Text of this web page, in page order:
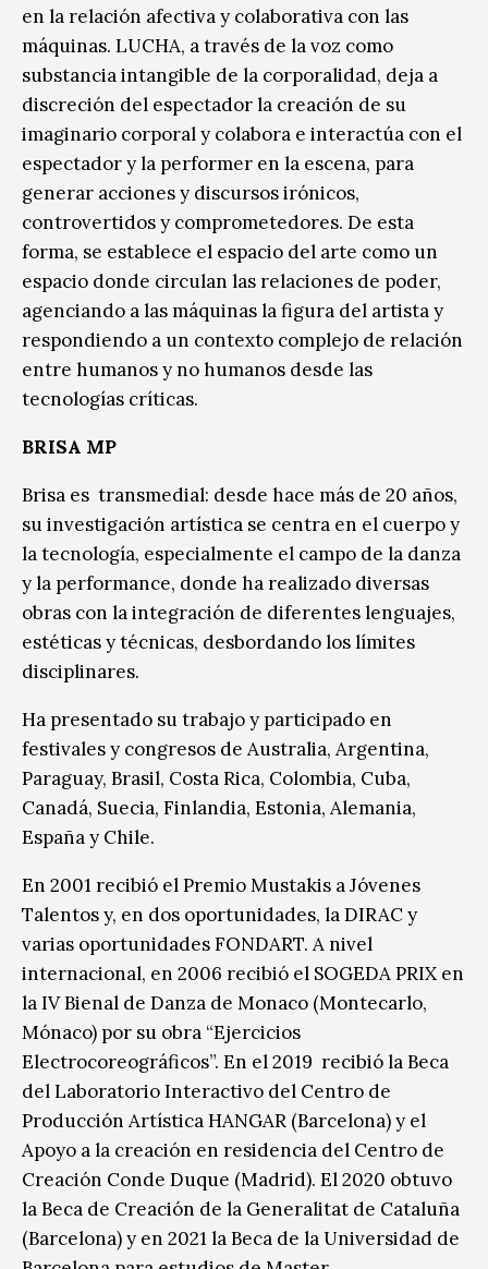
en la relación afectiva y colaborativa con las
máquinas. LUCHA, a través de la voz como
substancia intangible de la corporalidad, deja a
discreción del espectador la creación de su
imaginario corporal y colabora e interactúa con el
espectador y la performer en la escena, para
generar acciones y discursos irónicos,
controvertidos y comprometedores. De esta
forma, se establece el espacio del arte como un
espacio donde circulan las relaciones de poder,
agenciando a las máquinas la figura del artista y
respondiendo a un contexto complejo de relación
entre humanos y no humanos desde las
tecnologías críticas.
BRISA MP
Brisa es transmedial: desde hace más de 20 años,
su investigación artística se centra en el cuerpo y
la tecnología, especialmente el campo de la danza
y la performance, donde ha realizado diversas
obras con la integración de diferentes lenguajes,
estéticas y técnicas, desbordando los límites
disciplinares.
Ha presentado su trabajo y participado en
festivales y congresos de Australia, Argentina,
Paraguay, Brasil, Costa Rica, Colombia, Cuba,
Canadá, Suecia, Finlandia, Estonia, Alemania,
España y Chile.
En 2001 recibió el Premio Mustakis a Jóvenes
Talentos y, en dos oportunidades, la DIRAC y
varias oportunidades FONDART. A nivel
internacional, en 2006 recibió el SOGEDA PRIX en
la IV Bienal de Danza de Monaco (Montecarlo,
Mónaco) por su obra “Ejercicios
Electrocoreográficos”. En el 2019 recibió la Beca
del Laboratorio Interactivo del Centro de
Producción Artística HANGAR (Barcelona) y el
Apoyo a la creación en residencia del Centro de
Creación Conde Duque (Madrid). El 2020 obtuvo
la Beca de Creación de la Generalitat de Cataluña
(Barcelona) y en 2021 la Beca de la Universidad de